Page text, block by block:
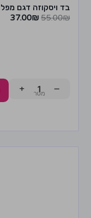
בד ויסקוזה דגם מפל
55.00₪
37.00₪
−
+